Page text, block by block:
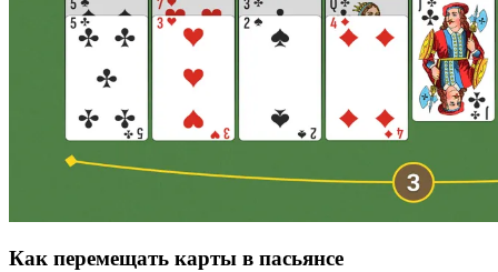
Как перемещать карты в пасьянсе